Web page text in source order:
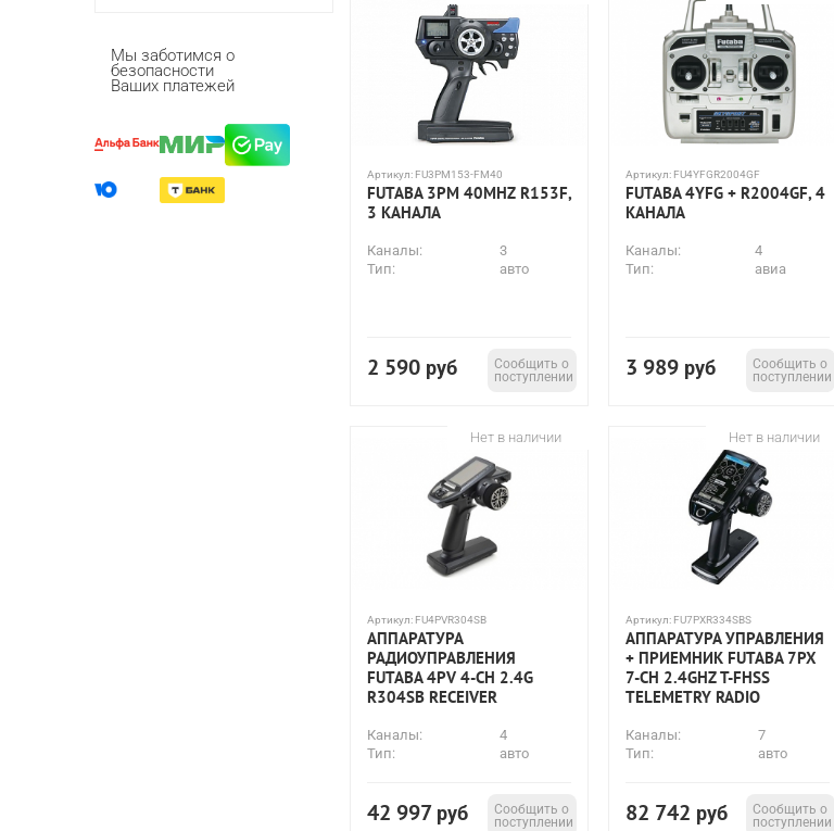
Мы заботимся о
безопасности
Ваших платежей
Артикул: FU3PM153-FM40
FUTABA 3PM 40MHZ R153F,
3 КАНАЛА
Каналы:
3
Тип:
авто
2 590 руб
Сообщить о
поступлении
Артикул: FU4YFGR2004GF
FUTABA 4YFG + R2004GF, 4
КАНАЛА
Каналы:
4
Тип:
авиа
3 989 руб
Сообщить о
поступлении
Нет в наличии
Артикул: FU4PVR304SB
АППАРАТУРА
РАДИОУПРАВЛЕНИЯ
FUTABA 4PV 4-CH 2.4G
R304SB RECEIVER
Каналы:
4
Тип:
авто
42 997 руб
Сообщить о
поступлении
Нет в наличии
Артикул: FU7PXR334SBS
АППАРАТУРА УПРАВЛЕНИЯ
+ ПРИЕМНИК FUTABA 7PX
7-CH 2.4GHZ T-FHSS
TELEMETRY RADIO
Каналы:
7
Тип:
авто
82 742 руб
Сообщить о
поступлении